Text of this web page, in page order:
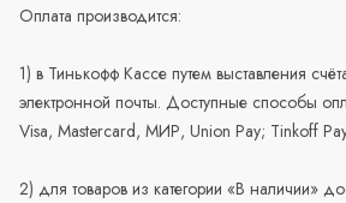
Оплата производится:
1) в Тинькофф Кассе путем выставления
электронной почты. Доступные способы
Visa, Mastercard, МИР, Union Pay; Tinkoff
2) для товаров из категории «В наличии»